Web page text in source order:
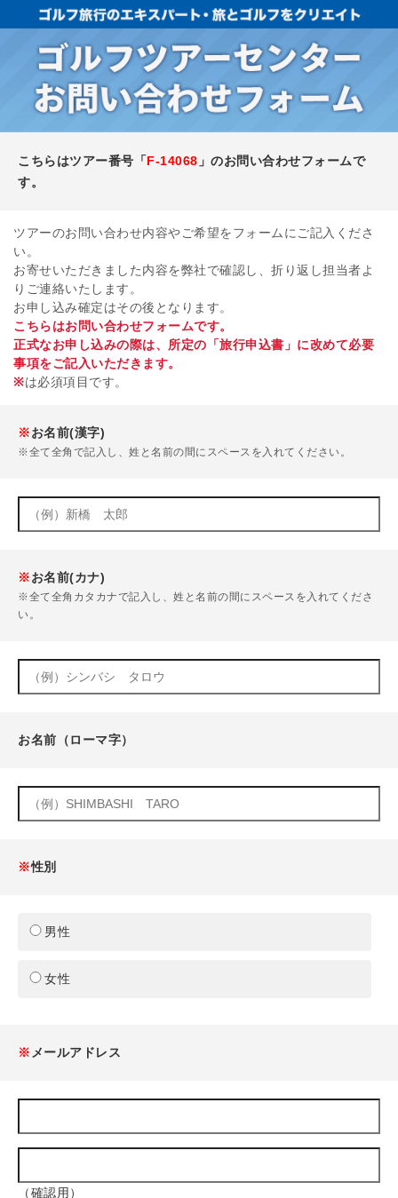
こちらはツアー番号「F-14068 」のお問い合わせフォームで
す。
ツアーのお問い合わせ内容やご希望をフォームにご記入くださ
い。
お寄せいただきました内容を弊社で確認し、折り返し担当者よ
りご連絡いたします。
お申し込み確定はその後となります。
こちらはお問い合わせフォームです。
正式なお申し込みの際は、所定の「旅行申込書」に改めて必要
事項をご記入いただきます。
※は必須項目です。
※お名前(漢字)
※全て全角で記入し、姓と名前の間にスペースを入れてください。
※お名前(カナ)
※全て全角カタカナで記入し、姓と名前の間にスペースを入れてくださ
い。
お名前（ローマ字）
※性別
男性
女性
※ メールアドレス
（確認用）